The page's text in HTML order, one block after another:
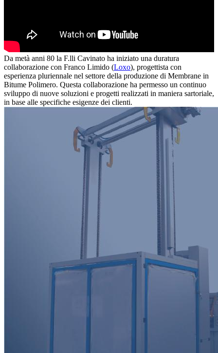
Da metà anni 80 la F.lli Cavinato ha iniziato una duratura
collaborazione con Franco Limido (Loxo), progettista con
esperienza pluriennale nel settore della produzione di Membrane in
Bitume Polimero. Questa collaborazione ha permesso un continuo
sviluppo di nuove soluzioni e progetti realizzati in maniera sartoriale,
in base alle specifiche esigenze dei clienti.